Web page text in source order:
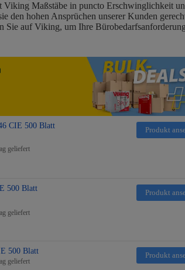
Maßstäbe in puncto Erschwinglichkeit
den hohen Ansprüchen unserer Kunden
Sie auf Viking, um Ihre
CIE 500 Blatt
geliefert
Produkt
500 Blatt
geliefert
Produkt
500 Blatt
geliefert
Produkt